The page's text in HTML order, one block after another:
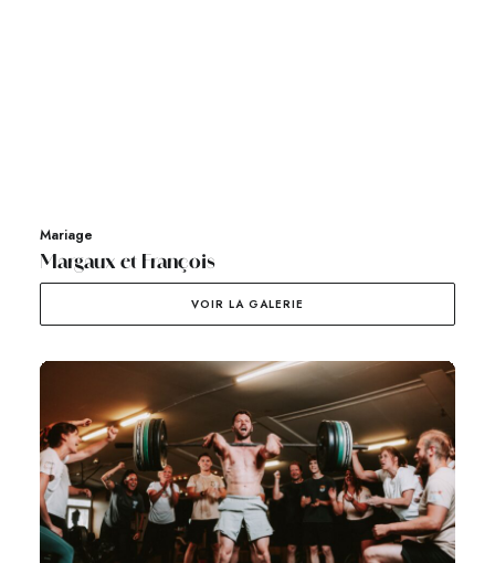
Mariage
Margaux et François
VOIR LA GALERIE